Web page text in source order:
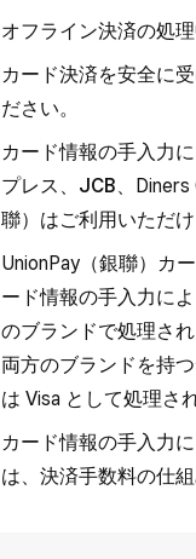
オフライン決済の処
カード決済を安全に
ださい。
カード情報の手入力
プレス、 JCB、
聯）はご利用いただけ
UnionPay（銀聯）カ
ード情報の手入力に
のブランドで処理さ
両方のブランドを持
は Visa として処理さ
カード情報の手入力
は、 決済手数料の仕